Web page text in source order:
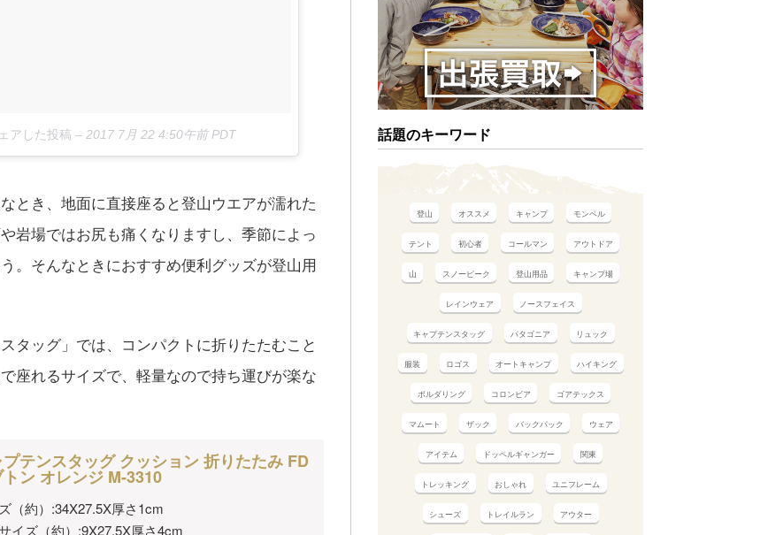
アした投稿 – 2017 7月 22 4:50午前 PDT
き、地面に直接座ると登山ウエアが濡れた
岩場ではお尻も痛くなりますし、季節によっ
。そんなときにおすすめ便利グッズが登山用
タッグ」では、コンパクトに折りたたむこと
座れるサイズで、軽量なので持ち運びが楽な
テンスタッグ クッション 折りたたみ FD
ン オレンジ M-3310
（約）:34X27.5X厚さ1cm
イズ（約）:9X27.5X厚さ4cm
話題のキーワード
登山 オススメ キャンプ モンベル
テント 初心者 コールマン アウトドア
山 スノーピーク 登山用品 キャンプ場
レインウェア ノースフェイス
キャプテンスタッグ パタゴニア リュック
服装 ロゴス オートキャンプ ハイキング
ボルダリング コロンビア ゴアテックス
マムート ザック バックパック ウェア
アイテム ドッペルギャンガー 関東
トレッキング おしゃれ ユニフレーム
シューズ トレイルラン アウター